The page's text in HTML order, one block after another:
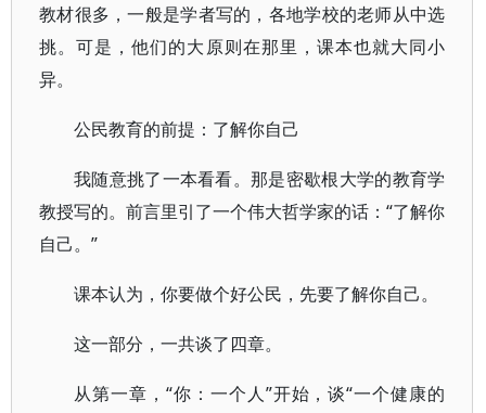
教材很多，一般是学者写的，各地学校的老师从中选
挑。可是，他们的大原则在那里，课本也就大同小
异。
公民教育的前提：了解你自己
我随意挑了一本看看。那是密歇根大学的教育学
教授写的。前言里引了一个伟大哲学家的话：“了解你
自己。”
课本认为，你要做个好公民，先要了解你自己。
这一部分，一共谈了四章。
从第一章，“你：一个人”开始，谈“一个健康的